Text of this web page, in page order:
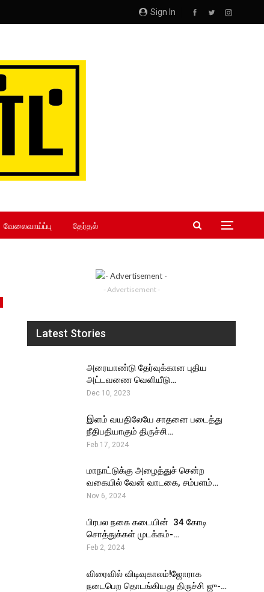
Sign In
வேலைவாய்ப்பு தேர்தல்
- Advertisement -
Latest Stories
அரையாண்டு தேர்வுக்கான புதிய
அட்டவணை வெளியீடு…
Dec 10, 2023
இளம் வயதிலேயே சாதனை படைத்து
நீதிபதியாகும் திருச்சி…
Feb 17, 2024
மாநாட்டுக்கு அழைத்துச் சென்ற
வகையில் வேன் வாடகை, சம்பளம்…
Nov 6, 2024
பிரபல நகை கடையின் ₹ 34 கோடி
சொத்துக்கள் முடக்கம்-…
Feb 2, 2024
விரைவில் விடிவுகாலம்!ஜோராக
நடைபெற தொடங்கியது திருச்சி ஜு-…